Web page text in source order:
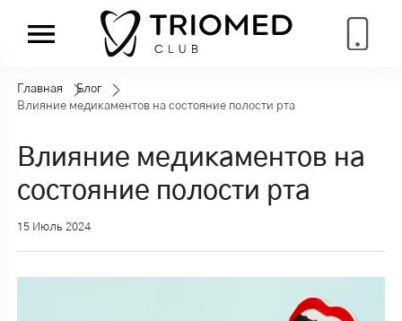
Главная
Блог
Влияние медикаментов на состояние полости рта
Влияние медикаментов на
состояние полости рта
15 Июль 2024